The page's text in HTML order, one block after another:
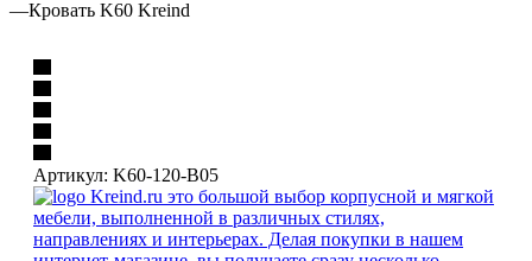
—Кровать K60 Kreind
Артикул: K60-120-B05